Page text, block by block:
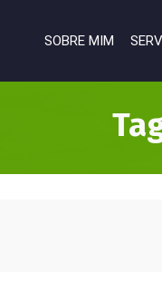
SOBRE MIM